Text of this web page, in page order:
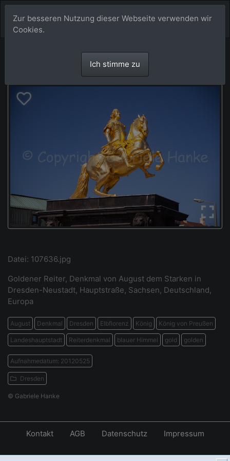
Datei: 107636.jpg
Goldener Reiter, Denkmal von August dem Starken in
Dresden-Neustadt, Hauptstraße, Sachsen, Deutschland,
Europa
August Denkmal Dresden Elbflorenz König König von Preußen
Landeshauptstadt Reiterdenkmal blauer Himmel gold golden
Aufnahmedatum: 20120525
Dresden
© Gabriele Hanke
Zur besseren Nutzung dieser Webseite verwenden wir
Cookies.
Ich stimme zu
Kontakt AGB Datenschutz Impressum